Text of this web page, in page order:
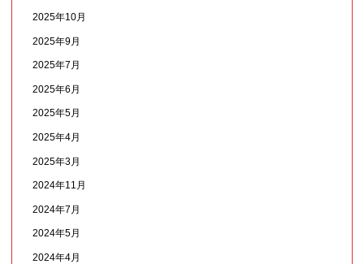
2025年10月
2025年9月
2025年7月
2025年6月
2025年5月
2025年4月
2025年3月
2024年11月
2024年7月
2024年5月
2024年4月